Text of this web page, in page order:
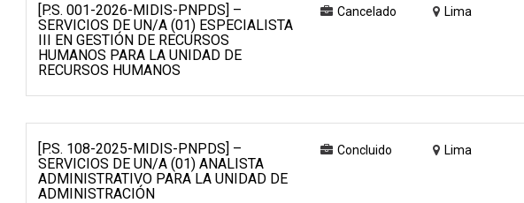
[P.S. 001-2026-MIDIS-PNPDS] –
SERVICIOS DE UN/A (01) ESPECIALISTA
III EN GESTIÓN DE RECURSOS
HUMANOS PARA LA UNIDAD DE
RECURSOS HUMANOS
Cancelado Lima
[P.S. 108-2025-MIDIS-PNPDS] –
SERVICIOS DE UN/A (01) ANALISTA
ADMINISTRATIVO PARA LA UNIDAD DE
ADMINISTRACIÓN
Concluido Lima